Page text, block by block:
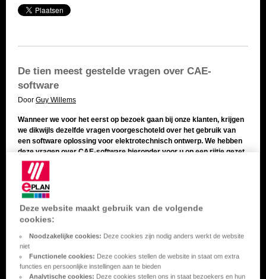
De tien meest gestelde vragen over CAE-
software
Door Guy Willems
Wanneer we voor het eerst op bezoek gaan bij onze klanten, krijgen
we dikwijls dezelfde vragen voorgeschoteld over het gebruik van
een software oplossing voor elektrotechnisch ontwerp. We hebben
deze vragen over CAE-software hieronder voor u op een rijtje gezet.
Lees verder ...
Gerelateerde onderwerpen:
ontwerp,Elektrisch ontwerp
Deze website maakt gebruik van de volgende
cookies:
Noodzakelijke cookies: Deze cookies zijn nodig anders werkt de website
niet
Functionele cookies: Deze cookies stellen de website in staat om extra
functies en persoonlijke instellingen aan te bieden
Analytische cookies: Deze cookies stellen ons in staat bezoekers en hun